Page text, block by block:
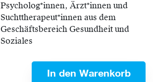
Psycholog*innen, Ärzt*innen und
Suchttherapeut*innen aus dem
Geschäftsbereich Gesundheit und
Soziales
In den Warenkorb